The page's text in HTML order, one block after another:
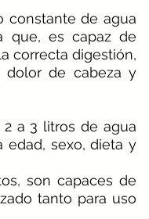
constante de agua
que, es capaz de
correcta digestión,
dolor de cabeza y
edad, sexo, dieta y
son capaces de
tanto para uso